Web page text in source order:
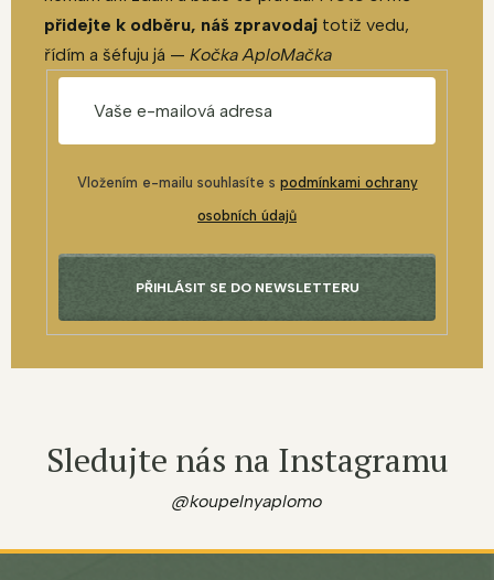
přidejte k odběru, náš zpravodaj totiž vedu,
řídím a šéfuju já — Kočka AploMačka
Vložením e-mailu souhlasíte s podmínkami ochrany
osobních údajů
PŘIHLÁSIT SE DO NEWSLETTERU
Sledujte nás na Instagramu
@koupelnyaplomo